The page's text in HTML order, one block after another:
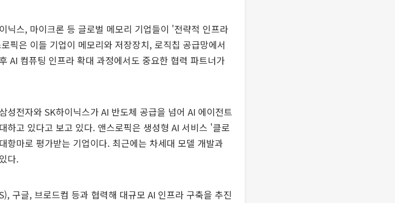
닉스, 마이크론 등 글로벌 메모리 기업들이 '전략적 인프라
픽은 이들 기업이 메모리와 저장장치, 로직칩 공급망에서
AI 컴퓨팅 인프라 확대 과정에서도 중요한 협력 파트너가
성전자와 SK하이닉스가 AI 반도체 공급을 넘어 AI 에이전트
하고 있다고 보고 있다. 앤스로픽은 생성형 AI 서비스 '클로
항마로 평가받는 기업이다. 최근에는 차세대 모델 개발과
다.
구글, 브로드컴 등과 협력해 대규모 AI 인프라 구축을 추진